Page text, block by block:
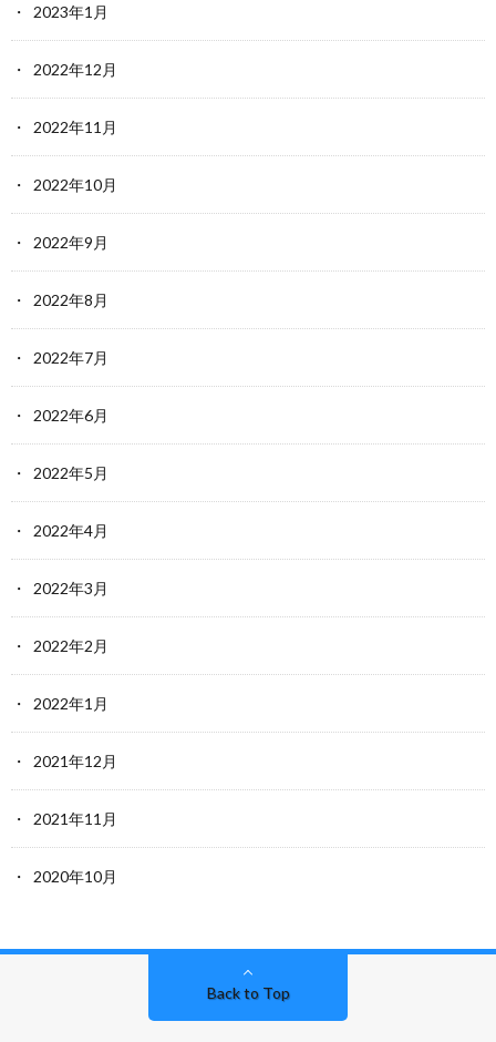
2023年1月
2022年12月
2022年11月
2022年10月
2022年9月
2022年8月
2022年7月
2022年6月
2022年5月
2022年4月
2022年3月
2022年2月
2022年1月
2021年12月
2021年11月
2020年10月
Back to Top